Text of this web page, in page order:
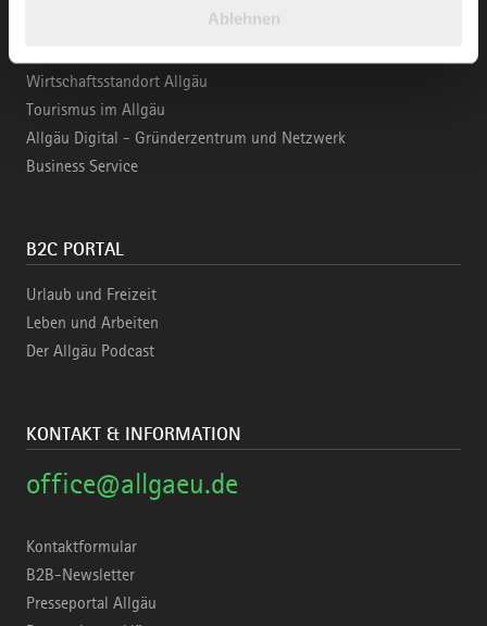
Ablehnen
Wirtschaftsstandort Allgäu
Tourismus im Allgäu
Allgäu Digital - Gründerzentrum und Netzwerk
Business Service
B2C PORTAL
Urlaub und Freizeit
Leben und Arbeiten
Der Allgäu Podcast
KONTAKT & INFORMATION
office@allgaeu.de
Kontaktformular
B2B-Newsletter
Presseportal Allgäu